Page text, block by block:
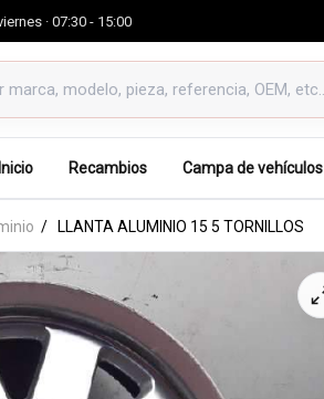
· 07:30 - 15:00
Inicio Recambios Campa de vehículos
LLANTA ALUMINIO 15 5 TORNILLOS